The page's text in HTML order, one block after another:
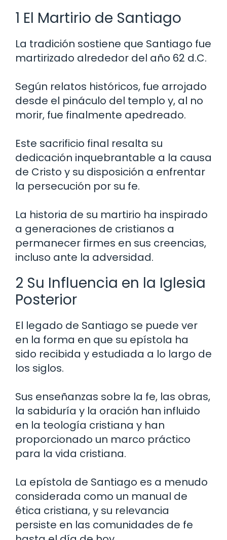
1 El Martirio de Santiago
La tradición sostiene que Santiago fue
martirizado alrededor del año 62 d.C.
Según relatos históricos, fue arrojado
desde el pináculo del templo y, al no
morir, fue finalmente apedreado.
Este sacrificio final resalta su
dedicación inquebrantable a la causa
de Cristo y su disposición a enfrentar
la persecución por su fe.
La historia de su martirio ha inspirado
a generaciones de cristianos a
permanecer firmes en sus creencias,
incluso ante la adversidad.
2 Su Influencia en la Iglesia
Posterior
El legado de Santiago se puede ver
en la forma en que su epístola ha
sido recibida y estudiada a lo largo de
los siglos.
Sus enseñanzas sobre la fe, las obras,
la sabiduría y la oración han influido
en la teología cristiana y han
proporcionado un marco práctico
para la vida cristiana.
La epístola de Santiago es a menudo
considerada como un manual de
ética cristiana, y su relevancia
persiste en las comunidades de fe